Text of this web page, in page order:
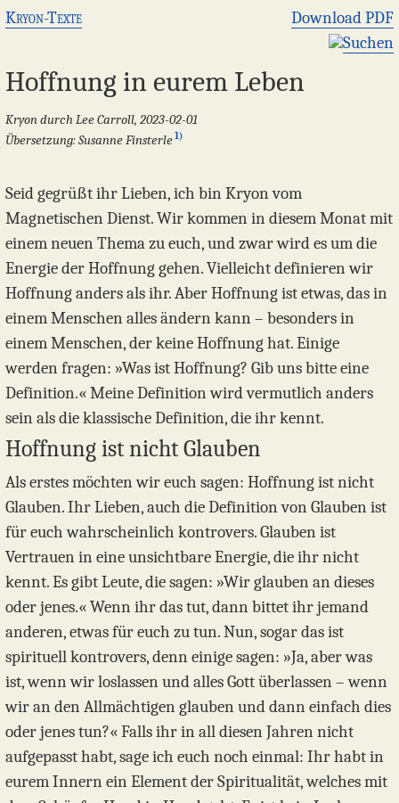
Kryon-Texte
Download PDF
Suchen
Hoffnung in eurem Leben
Kryon durch Lee Carroll, 2023-02-01
Übersetzung: Susanne Finsterle1)
Seid gegrüßt ihr Lieben, ich bin Kryon vom
Magnetischen Dienst. Wir kommen in diesem Monat mit
einem neuen Thema zu euch, und zwar wird es um die
Energie der Hoffnung gehen. Vielleicht definieren wir
Hoffnung anders als ihr. Aber Hoffnung ist etwas, das in
einem Menschen alles ändern kann – besonders in
einem Menschen, der keine Hoffnung hat. Einige
werden fragen: »Was ist Hoffnung? Gib uns bitte eine
Definition.« Meine Definition wird vermutlich anders
sein als die klassische Definition, die ihr kennt.
Hoffnung ist nicht Glauben
Als erstes möchten wir euch sagen: Hoffnung ist nicht
Glauben. Ihr Lieben, auch die Definition von Glauben ist
für euch wahrscheinlich kontrovers. Glauben ist
Vertrauen in eine unsichtbare Energie, die ihr nicht
kennt. Es gibt Leute, die sagen: »Wir glauben an dieses
oder jenes.« Wenn ihr das tut, dann bittet ihr jemand
anderen, etwas für euch zu tun. Nun, sogar das ist
spirituell kontrovers, denn einige sagen: »Ja, aber was
ist, wenn wir loslassen und alles Gott überlassen – wenn
wir an den Allmächtigen glauben und dann einfach dies
oder jenes tun?« Falls ihr in all diesen Jahren nicht
aufgepasst habt, sage ich euch noch einmal: Ihr habt in
eurem Innern ein Element der Spiritualität, welches mit